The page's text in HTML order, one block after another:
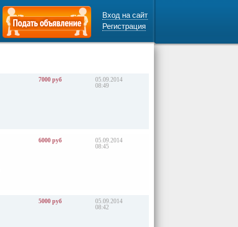
Вход на сайт
Регистрация
05.09.2014
08:49
7000 руб
05.09.2014
08:45
6000 руб
05.09.2014
08:42
5000 руб